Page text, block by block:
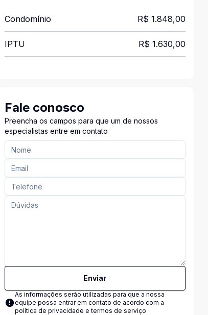
Condomínio R$ 1.848,00
IPTU R$ 1.630,00
Fale conosco
Preencha os campos para que um de nossos
especialistas entre em contato
Enviar
As informações serão utilizadas para que a nossa
equipe possa entrar em contato de acordo com a
política de privacidade e termos de serviço